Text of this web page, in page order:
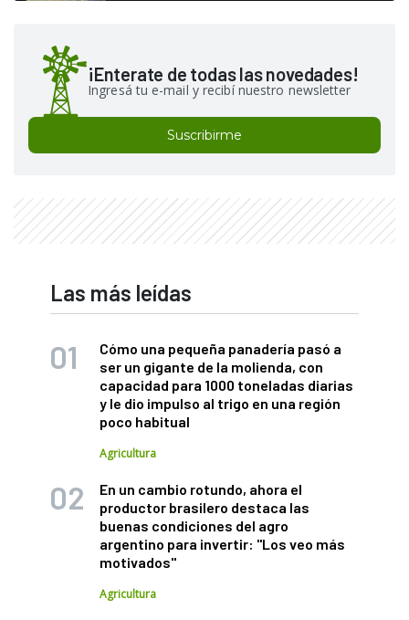
¡Enterate de todas las novedades!
Ingresá tu e-mail y recibí nuestro newsletter
Suscribirme
Las más leídas
Cómo una pequeña panadería pasó a
ser un gigante de la molienda, con
capacidad para 1000 toneladas diarias
y le dio impulso al trigo en una región
poco habitual
Agricultura
En un cambio rotundo, ahora el
productor brasilero destaca las
buenas condiciones del agro
argentino para invertir: "Los veo más
motivados"
Agricultura